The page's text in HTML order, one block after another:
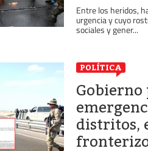
Entre los heridos,
urgencia y cuyo
sociales y gener...
POLÍTICA
Gobierno
distritos,